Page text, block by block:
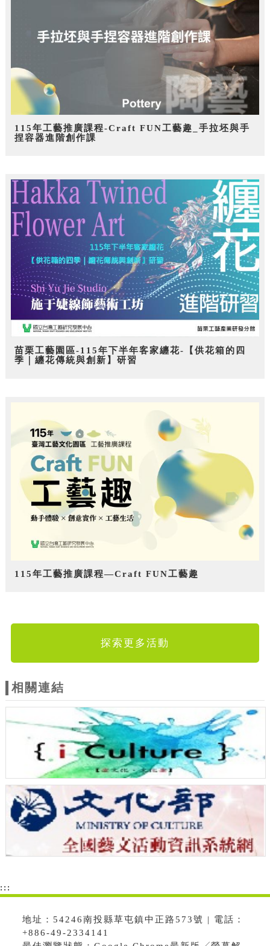
115年工藝推廣課程-Craft FUN工藝趣_手拉坯與手
捏容器進階創作課
苗栗工藝園區-115年下半年客家纏花-【供花箱的四
季｜纏花傳統與創新】研習
115年工藝推廣課程—Craft FUN工藝趣
探索更多活動
相關連結
:::
地址：54246南投縣草屯鎮中正路573號 | 電話：
+886-49-2334141